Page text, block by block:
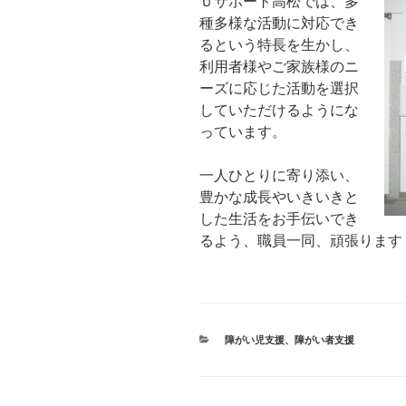
種多様な活動に対応でき
るという特長を生かし、
利用者様やご家族様のニ
ーズに応じた活動を選択
していただけるようにな
っています。
一人ひとりに寄り添い、
豊かな成長やいきいきと
した生活をお手伝いでき
るよう、職員一同、頑張ります
カ
障がい児支援、 障がい者支援